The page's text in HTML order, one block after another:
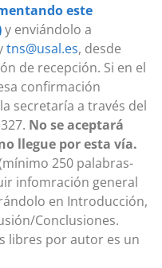
este
y enviándolo a
tns@usal.es, desde
de recepción. Si en el
confirmación
secretaría a través del
No se aceptará
llegue por esta vía.
250 palabras-
infomración general
en Introducción,
Conclusiones.
libres por autor es un